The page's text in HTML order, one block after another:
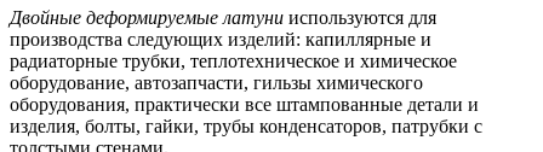
Двойные деформируемые латуни используются для
производства следующих изделий: капиллярные и
радиаторные трубки, теплотехническое и химическое
оборудование, автозапчасти, гильзы химического
оборудования, практически все штампованные детали и
изделия, болты, гайки, трубы конденсаторов, патрубки с